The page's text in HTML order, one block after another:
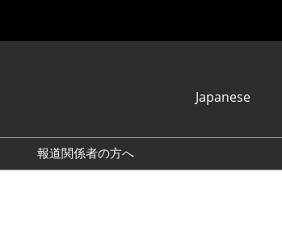
Japanese
繁體中文
報道関係者の方へ